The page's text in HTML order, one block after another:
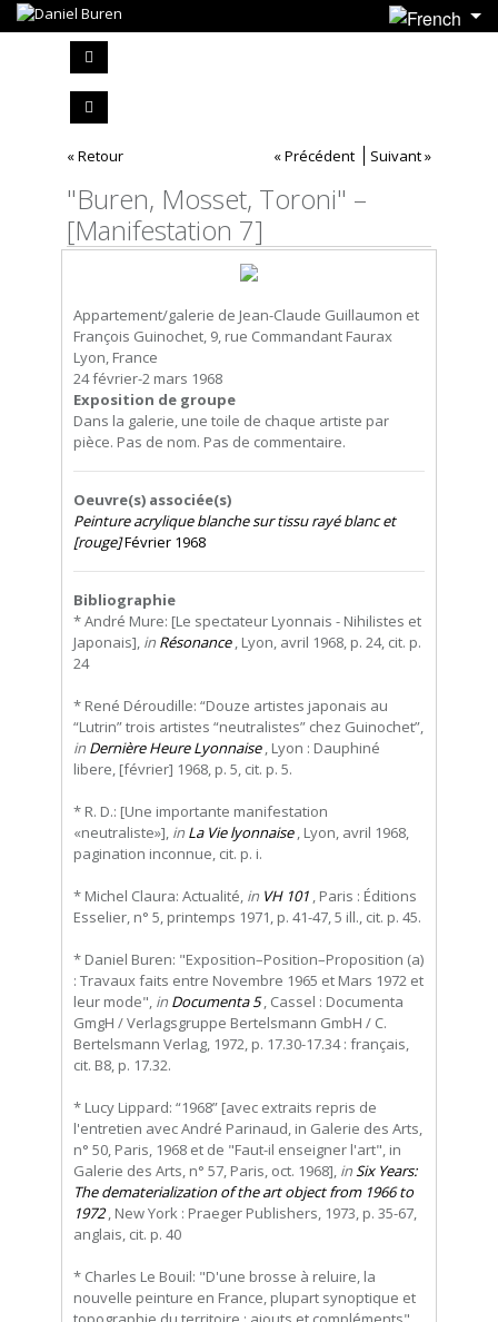
« Retour « Précédent Suivant »
"Buren, Mosset, Toroni" –
[Manifestation 7]
Appartement/galerie de Jean-Claude Guillaumon et
François Guinochet, 9, rue Commandant Faurax
Lyon, France
24 février-2 mars 1968
Exposition de groupe
Dans la galerie, une toile de chaque artiste par
pièce. Pas de nom. Pas de commentaire.
Oeuvre(s) associée(s)
Peinture acrylique blanche sur tissu rayé blanc et
[rouge]Février 1968
Bibliographie
* André Mure: [Le spectateur Lyonnais - Nihilistes et
Japonais], in Résonance, Lyon, avril 1968, p. 24, cit. p.
24
* René Déroudille: “Douze artistes japonais au
“Lutrin” trois artistes “neutralistes” chez Guinochet”,
in Dernière Heure Lyonnaise, Lyon : Dauphiné
libere, [février] 1968, p. 5, cit. p. 5.
* R. D.: [Une importante manifestation
«neutraliste»], in La Vie lyonnaise, Lyon, avril 1968,
pagination inconnue, cit. p. i.
* Michel Claura: Actualité, in VH 101 , Paris : Éditions
Esselier, n° 5, printemps 1971, p. 41-47, 5 ill., cit. p. 45.
* Daniel Buren: "Exposition–Position–Proposition (a)
: Travaux faits entre Novembre 1965 et Mars 1972 et
leur mode", in Documenta 5, Cassel : Documenta
GmgH / Verlagsgruppe Bertelsmann GmbH / C.
Bertelsmann Verlag, 1972, p. 17.30-17.34 : français,
cit. B8, p. 17.32.
* Lucy Lippard: “1968” [avec extraits repris de
l'entretien avec André Parinaud, in Galerie des Arts,
n° 50, Paris, 1968 et de "Faut-il enseigner l'art", in
Galerie des Arts, n° 57, Paris, oct. 1968], inSix Years:
The dematerialization of the art object from 1966 to
1972, New York : Praeger Publishers, 1973, p. 35-67,
anglais, cit. p. 40
* Charles Le Bouil: "D'une brosse à reluire, la
nouvelle peinture en France, plupart synoptique et